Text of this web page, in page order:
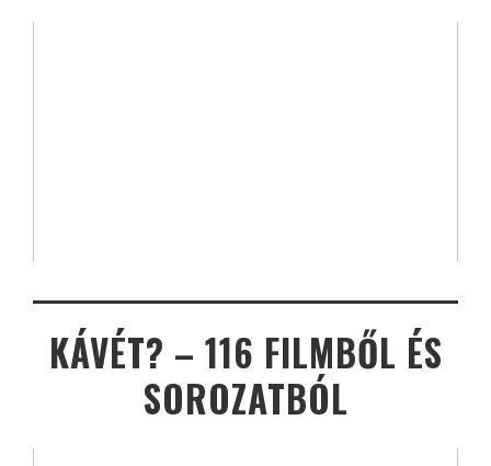
KÁVÉT? – 116 FILMBŐL ÉS
SOROZATBÓL